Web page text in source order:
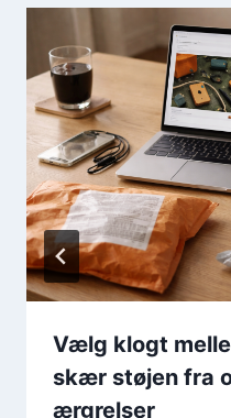
Vælg klogt
skær støjen fra
ærgrelser